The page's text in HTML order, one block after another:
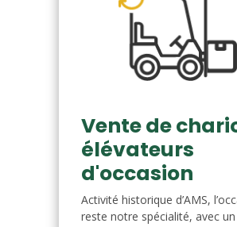
Vente de
élévateurs
d'occasion
Activité historique d’AMS,
reste notre spécialité, avec